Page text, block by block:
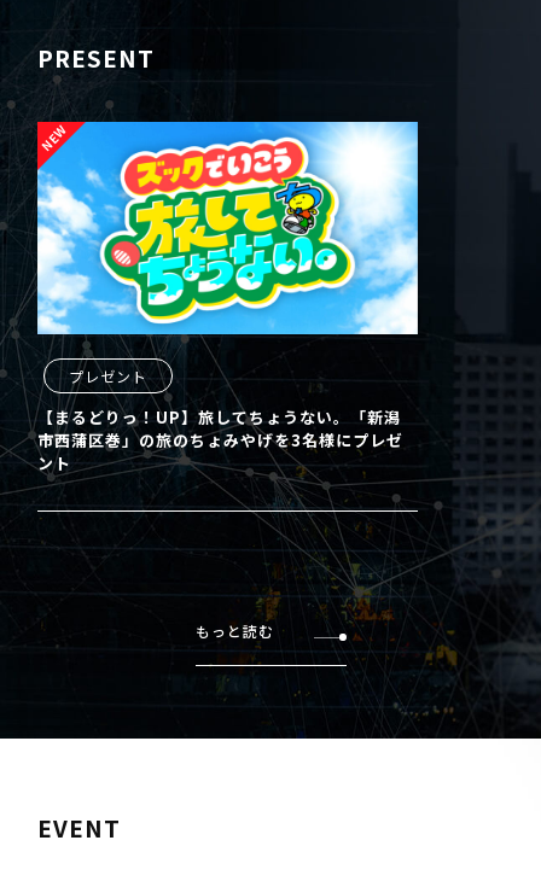
PRESENT
プレゼント
【まるどりっ！UP】旅してちょうない。「新潟
市西蒲区巻」の旅のちょみやげを3名様にプレゼ
ント
もっと読む
EVENT